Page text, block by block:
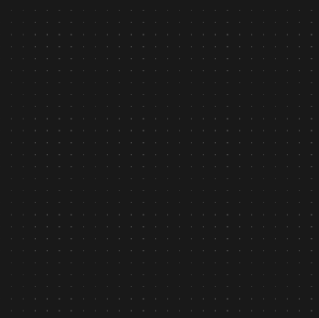
Tin tức December 23, 2025
Asilla vinh dự đạt Giải thưởng Thành phố Thông minh